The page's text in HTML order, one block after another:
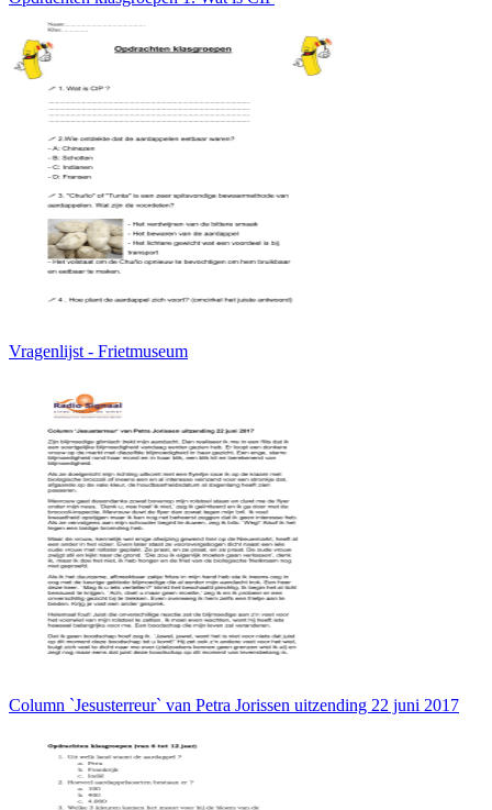
Vragenlijst - Frietmuseum
Column `Jesusterreur` van Petra Jorissen uitzending 22 juni 2017